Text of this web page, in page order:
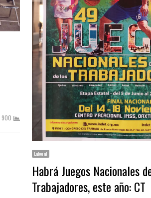
900
Laboral
Habrá Juegos Nacionales
Trabajadores, este año: CT